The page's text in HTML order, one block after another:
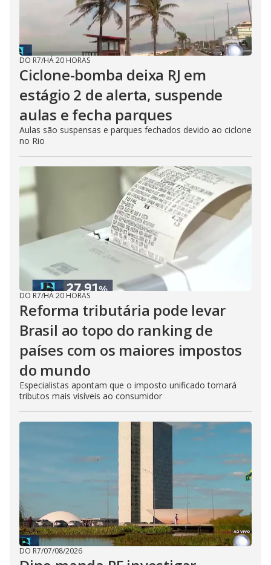
DO R7/HÁ 20 HORAS
Ciclone-bomba deixa RJ em
estágio 2 de alerta, suspende
aulas e fecha parques
Aulas são suspensas e parques fechados devido ao ciclone
no Rio
DO R7/HÁ 20 HORAS
Reforma tributária pode levar
Brasil ao topo do ranking de
países com os maiores impostos
do mundo
Especialistas apontam que o imposto unificado tornará
tributos mais visíveis ao consumidor
DO R7/07/08/2026